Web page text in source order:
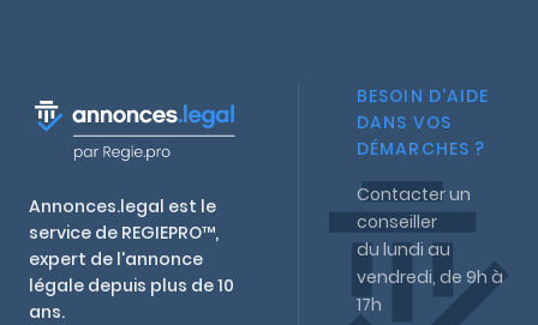
Annonces.legal est le
service de REGIEPRO™,
expert de l'annonce
légale depuis plus de 10
ans.
BESOIN D'AIDE
DANS VOS
DÉMARCHES ?
Contacter un
conseiller
du lundi au
vendredi, de 9h à
17h